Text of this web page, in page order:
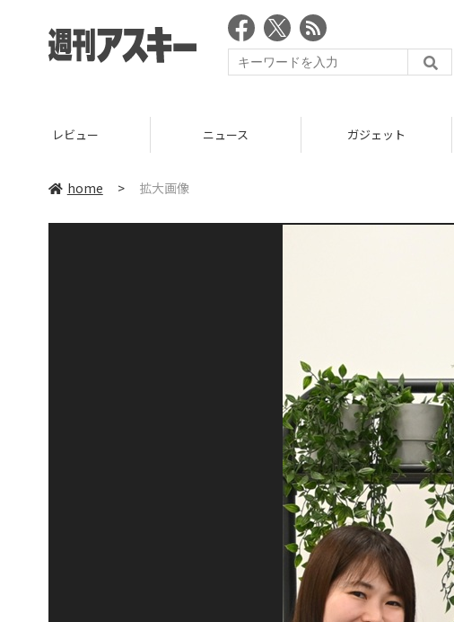
レビュー ニュース ガジェット
home > 拡大画像